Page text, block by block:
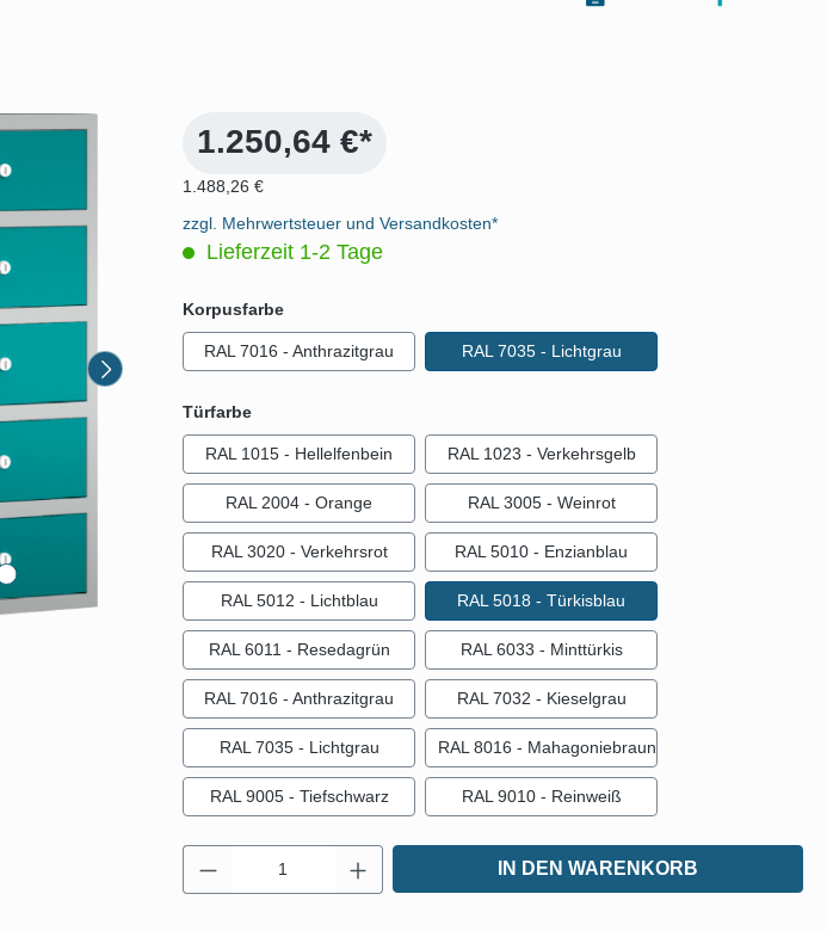
1.250,64 €*
1.488,26 €
zzgl. Mehrwertsteuer und Versandkosten*
Lieferzeit 1-2 Tage
Korpusfarbeauswählen
RAL 7016 - Anthrazitgrau RAL 7035 - Lichtgrau
Türfarbeauswählen
RAL 1015 - Hellelfenbein RAL 1023 - Verkehrsgelb
RAL 2004 - Orange RAL 3005 - Weinrot
RAL 3020 - Verkehrsrot RAL 5010 - Enzianblau
RAL 5012 - Lichtblau RAL 5018 - Türkisblau
RAL 6011 - Resedagrün RAL 6033 - Minttürkis
RAL 7016 - Anthrazitgrau RAL 7032 - Kieselgrau
RAL 7035 - Lichtgrau RAL 8016 - Mahagoniebraun
RAL 9005 - Tiefschwarz RAL 9010 - Reinweiß
Produkt Anzahl: Gib den gewünschten Wert ein
IN DEN WARENKORB